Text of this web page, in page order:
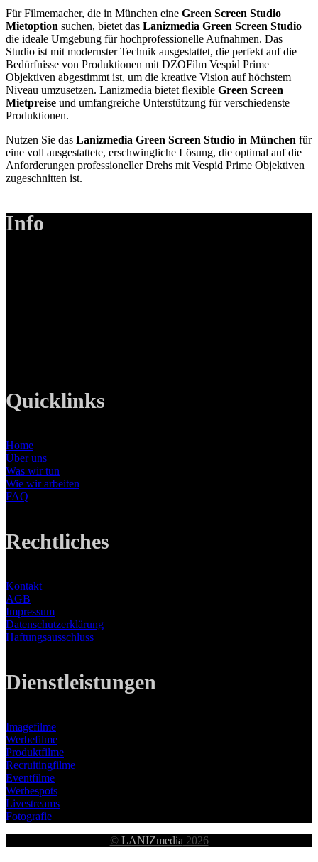
Für Filmemacher, die in München eine Green Screen Studio
Mietoption suchen, bietet das Lanizmedia Green Screen Studio
die ideale Umgebung für hochprofessionelle Aufnahmen. Das
Studio ist mit modernster Technik ausgestattet, die perfekt auf die
Bedürfnisse von Produktionen mit DZOFilm Vespid Prime
Objektiven abgestimmt ist, um die kreative Vision auf höchstem
Niveau umzusetzen. Lanizmedia bietet flexible Green Screen
Mietpreise und umfangreiche Unterstützung für verschiedenste
Produktionen.
Nutzen Sie das Lanizmedia Green Screen Studio in München für
eine voll ausgestattete, erschwingliche Lösung, die optimal auf die
Anforderungen professioneller Drehs mit Vespid Prime Objektiven
zugeschnitten ist.
Info
Quicklinks
Home
Über uns
Was wir tun
Wie wir arbeiten
FAQ
Rechtliches
Kontakt
AGB
Impressum
Datenschutzerklärung
Haftungsausschluss
Dienstleistungen
Imagefilme
Werbefilme
Produktfilme
Recruitingfilme
Eventfilme
Werbespots
Livestreams
Fotografie
© LANIZmedia 2026